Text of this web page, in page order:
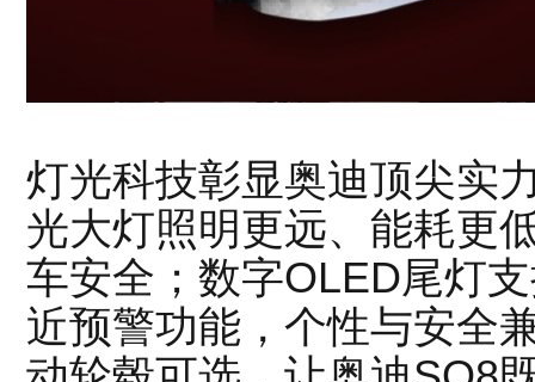
灯光科技彰显奥迪顶尖实
光大灯照明更远、能耗更
车安全；数字OLED尾灯
近预警功能，个性与安全